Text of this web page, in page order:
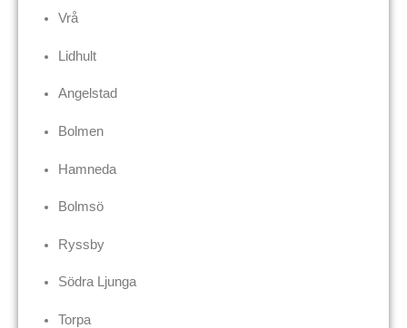
Vrå
Lidhult
Angelstad
Bolmen
Hamneda
Bolmsö
Ryssby
Södra Ljunga
Torpa